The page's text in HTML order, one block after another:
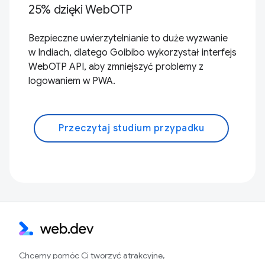
25% dzięki WebOTP
Bezpieczne uwierzytelnianie to duże wyzwanie
w Indiach, dlatego Goibibo wykorzystał interfejs
WebOTP API, aby zmniejszyć problemy z
logowaniem w PWA.
Przeczytaj studium przypadku
Chcemy pomóc Ci tworzyć atrakcyjne,